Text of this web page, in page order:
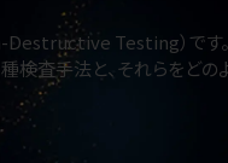
Destructive Testing）です。
査手法と、それらをどの